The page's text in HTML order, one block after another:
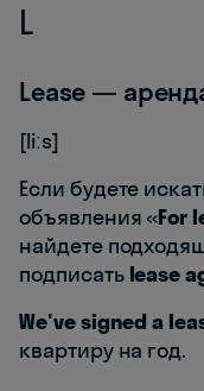
L
Lease —
[liːs]
Если будете
объявления «For
найдете
подписать lease
We've signed a
квартиру на год.